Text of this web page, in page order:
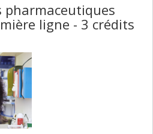
pharmaceutiques
ligne - 3 crédits